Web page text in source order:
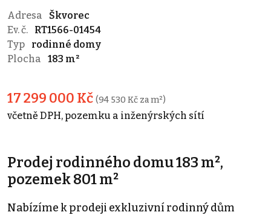
Adresa
Škvorec
Ev. č.
RT1566-01454
Typ
rodinné domy
Plocha
183 m²
17 299 000 Kč (94 530 Kč za m²)
včetně DPH, pozemku a inženýrských sítí
Prodej rodinného domu 183 m²,
pozemek 801 m²
Nabízíme k prodeji exkluzivní rodinný dům